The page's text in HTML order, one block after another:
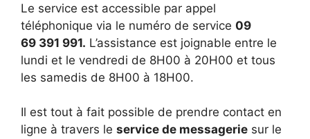
Le service est accessible par appel
téléphonique via le numéro de service 09
69 391 991. L’assistance est joignable entre le
lundi et le vendredi de 8H00 à 20H00 et tous
les samedis de 8H00 à 18H00.
Il est tout à fait possible de prendre contact en
ligne à travers le service de messagerie sur le